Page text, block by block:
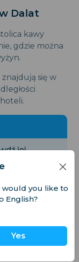
Dalat
kawy
gdzie można
się w
jej
Chi, koło
would you like to
English?
Yes